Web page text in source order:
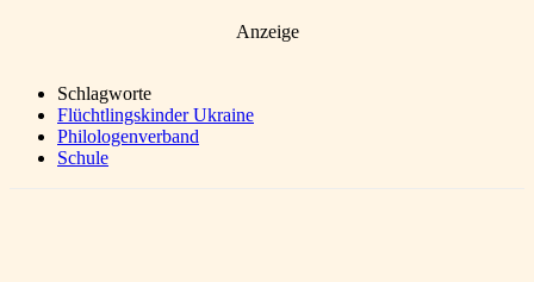
Anzeige
Schlagworte
Flüchtlingskinder Ukraine
Philologenverband
Schule